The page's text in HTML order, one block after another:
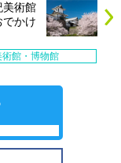
術館
かけ
術館・博物館